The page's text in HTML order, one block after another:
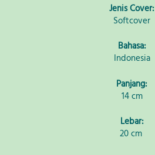
Jenis Cover:
Softcover
Bahasa:
Indonesia
Panjang:
14 cm
Lebar:
20 cm